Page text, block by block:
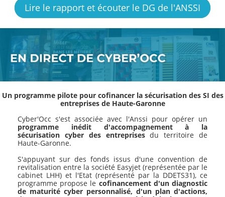
Lire le rapport et écouter le DG de l'ANSSI
Un programme pilote pour cofinancer la sécurisation des SI des
entreprises de Haute-Garonne
Cyber'Occ s'est associée avec l'Anssi pour opérer un
programme inédit d'accompagnement à la
sécurisation cyber des entreprisesdu territoire de
Haute-Garonne.
S'appuyant sur des fonds issus d'une convention de
revitalisation entre la société Easyjet (représentée par le
cabinet LHH) et l'Etat (représenté par la DDETS31), ce
programme propose le cofinancement d'un diagnostic
de maturité cyber personnalisé, d'un plan d'actions,